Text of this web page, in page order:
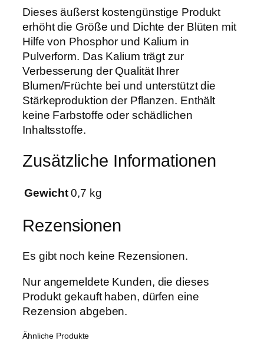
M
e
n
g
e
Dieses äußerst kostengünstige Produkt
erhöht die Größe und Dichte der Blüten mit
Hilfe von Phosphor und Kalium in
Pulverform. Das Kalium trägt zur
Verbesserung der Qualität Ihrer
Blumen/Früchte bei und unterstützt die
Stärkeproduktion der Pflanzen. Enthält
keine Farbstoffe oder schädlichen
Inhaltsstoffe.
Zusätzliche Informationen
Gewicht 0,7 kg
Rezensionen
Es gibt noch keine Rezensionen.
Nur angemeldete Kunden, die dieses
Produkt gekauft haben, dürfen eine
Rezension abgeben.
Ähnliche Produkte